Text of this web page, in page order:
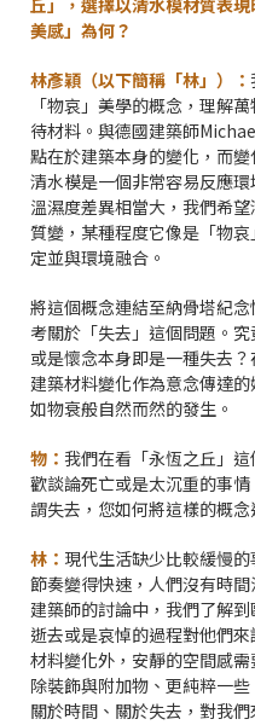
丘」，選擇以清水模材質表
美感」為何？
林彥穎（以下簡稱「林」）：
「物哀」美學的概念，理解
待材料。與德國建築師
點在於建築本身的變化，而
清水模是一個非常容易反應
溫濕度差異相當大，我們希
質變，某種程度它像是「物
定並與環境融合。
將這個概念連結至納骨塔紀
考關於「失去」這個問題。
或是懷念本身即是一種失去
建築材料變化作為意念傳達
如物衰般自然而然的發生。
物： 我們在看「永恆之丘」
歡談論死亡或是太沉重的事
謂失去，您如何將這樣的概念
林： 現代生活缺少比較緩慢
節奏變得快速，人們沒有時
建築師的討論中，我們了解
逝去或是哀悼的過程對他們
材料變化外，安靜的空間感
除裝飾與附加物、更純粹一
關於時間、關於失去，對我